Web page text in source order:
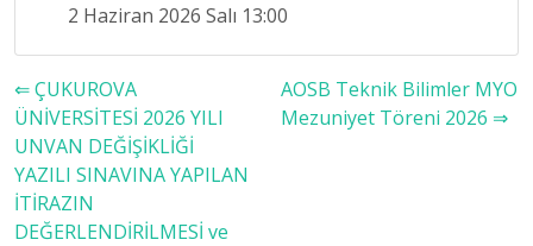
2 Haziran 2026 Salı 13:00
⇐ ÇUKUROVA
ÜNİVERSİTESİ 2026 YILI
UNVAN DEĞİŞİKLİĞİ
YAZILI SINAVINA YAPILAN
İTİRAZIN
DEĞERLENDİRİLMESİ ve
AOSB Teknik Bilimler MYO
Mezuniyet Töreni 2026 ⇒